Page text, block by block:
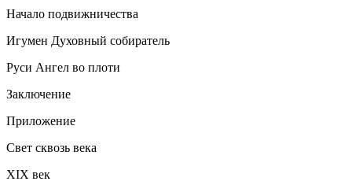
Начало подвижничества
Игумен Духовный собиратель
Руси Ангел во плоти
Заключение
Приложение
Свет сквозь века
XIX век